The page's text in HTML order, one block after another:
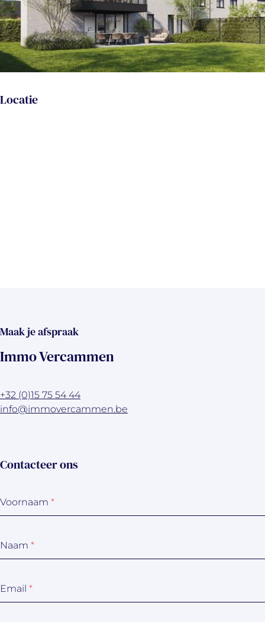
Locatie
Maak je afspraak
Immo Vercammen
+32 (0)15 75 54 44
info@immovercammen.be
Contacteer ons
Voornaam *
Naam *
Email *